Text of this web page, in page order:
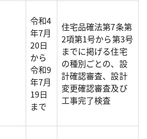
令和4
年7月
20日
から
令和9
年7月
19日
まで
住宅品確法第7条第
2項第1号から第3号
までに掲げる住宅
の種別ごとの、設
計確認審査、設計
変更確認審査及び
工事完了検査